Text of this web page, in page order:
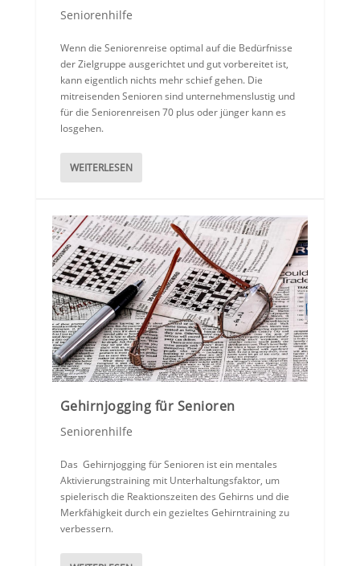
Seniorenhilfe
Wenn die Seniorenreise optimal auf die Bedürfnisse
der Zielgruppe ausgerichtet und gut vorbereitet ist,
kann eigentlich nichts mehr schief gehen. Die
mitreisenden Senioren sind unternehmenslustig und
für die Seniorenreisen 70 plus oder jünger kann es
losgehen.
WEITERLESEN
Gehirnjogging für Senioren
Seniorenhilfe
Das Gehirnjogging für Senioren ist ein mentales
Aktivierungstraining mit Unterhaltungsfaktor, um
spielerisch die Reaktionszeiten des Gehirns und die
Merkfähigkeit durch ein gezieltes Gehirntraining zu
verbessern.